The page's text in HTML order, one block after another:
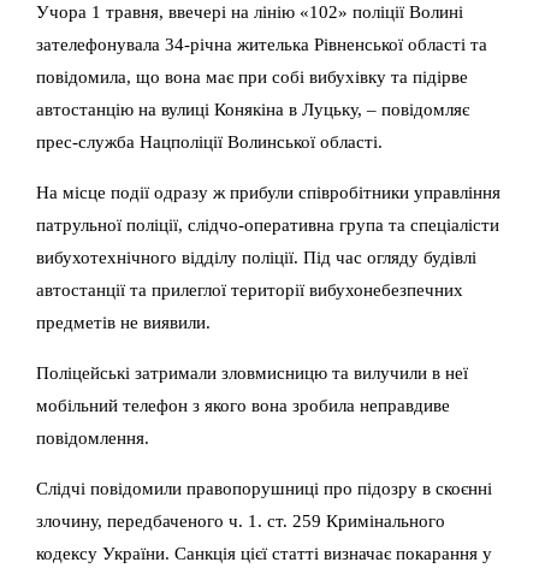
Учора 1 травня, ввечері на лінію «102» поліції Волині
зателефонувала 34-річна жителька Рівненської області та
повідомила, що вона має при собі вибухівку та підірве
автостанцію на вулиці Конякіна в Луцьку, – повідомляє
прес-служба Нацполіції Волинської області.
На місце події одразу ж прибули співробітники управління
патрульної поліції, слідчо-оперативна група та спеціалісти
вибухотехнічного відділу поліції. Під час огляду будівлі
автостанції та прилеглої території вибухонебезпечних
предметів не виявили.
Поліцейські затримали зловмисницю та вилучили в неї
мобільний телефон з якого вона зробила неправдиве
повідомлення.
Слідчі повідомили правопорушниці про підозру в скоєнні
злочину, передбаченого ч. 1. ст. 259 Кримінального
кодексу України. Санкція цієї статті визначає покарання у